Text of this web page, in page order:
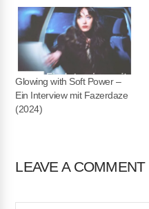
Glowing with Soft Power –
Ein Interview mit Fazerdaze
(2024)
LEAVE A COMMENT